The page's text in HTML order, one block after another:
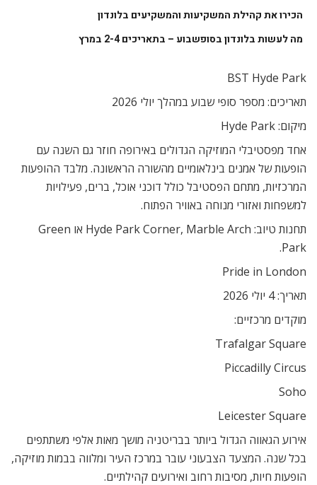
הכירו את קהילת המשקיעות והמשקיעים בלונדון
מה לעשות בלונדון בסופשבוע – בתאריכים 2-4 במרץ
BST Hyde Park
תאריכים: מספר סופי שבוע במהלך יולי 2026
מיקום: Hyde Park
אחד מפסטיבלי המוזיקה הגדולים באירופה חוזר גם השנה עם
הופעות של אמנים בינלאומיים מהשורה הראשונה. מלבד ההופעות
המרכזיות, מתחם הפסטיבל כולל דוכני אוכל, ברים, פעילויות
למשפחות ואזורי מנוחה באוויר הפתוח.
תחנות טיוב: Hyde Park Corner, Marble Arch או Green
Park.
Pride in London
תאריך: 4 יולי 2026
מוקדים מרכזיים:
Trafalgar Square
Piccadilly Circus
Soho
Leicester Square
אירוע הגאווה הגדול ביותר בבריטניה מושך מאות אלפי משתתפים
בכל שנה. המצעד הצבעוני עובר במרכז העיר ומלווה בבמות מוזיקה,
הופעות חיות, מסיבות רחוב ואירועים קהילתיים.